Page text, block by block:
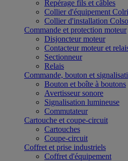
Repérage fils et câbles
Collier d'équipement
Collier d'installation
Commande et protection moteur
Disjoncteur moteur
Contacteur moteur et
Sectionneur
Relais
Commande, bouton et
Bouton et boîte à boutons
Avertisseur sonore
Signalisation lumineuse
Commutateur
Cartouche et coupe-circuit
Cartouches
Coupe-circuit
Coffret et prise industriels
Coffret d'équipement